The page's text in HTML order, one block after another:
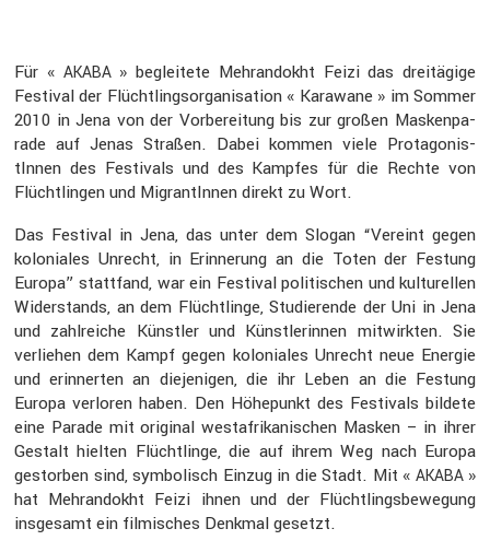
Für « AKABA» beglei­tete Mehran­dokht Feizi das dreitä­gige
Festival der Flücht­lings­or­ga­ni­sa­tion « Karawane » im Sommer
2010 in Jena von der Vorbe­rei­tung bis zur großen Masken­pa­
rade auf Jenas Straßen. Dabei kommen viele Protago­nis­
tInnen des Festi­vals und des Kampfes für die Rechte von
Flücht­lingen und Migran­tInnen direkt zu Wort.
Das Festival in Jena, das unter dem Slogan “Vereint gegen
koloniales Unrecht, in Erinne­rung an die Toten der Festung
Europa” statt­fand, war ein Festival politi­schen und kultu­rellen
Wider­stands, an dem Flücht­linge, Studie­rende der Uni in Jena
und zahlreiche Künstler und Künst­le­rinnen mitwirkten. Sie
verliehen dem Kampf gegen koloniales Unrecht neue Energie
und erinnerten an dieje­nigen, die ihr Leben an die Festung
Europa verloren haben. Den Höhepunkt des Festi­vals bildete
eine Parade mit original westafri­ka­ni­schen Masken – in ihrer
Gestalt hielten Flücht­linge, die auf ihrem Weg nach Europa
gestorben sind, symbo­lisch Einzug in die Stadt. Mit « AKABA»
hat Mehran­dokht Feizi ihnen und der Flücht­lings­be­we­gung
insge­samt ein filmi­sches Denkmal gesetzt.